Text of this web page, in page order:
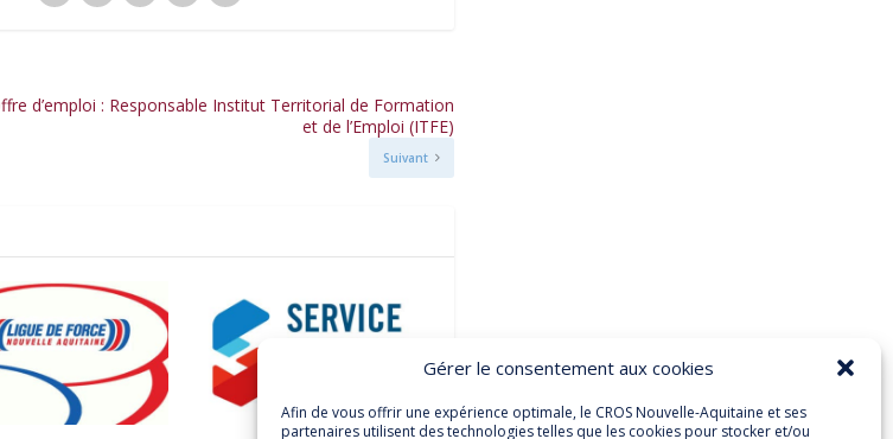
Gérer le consentement aux cookies
Afin de vous offrir une expérience optimale, le CROS Nouvelle-Aquitaine et ses
partenaires utilisent des technologies telles que les cookies pour stocker et/ou
d’emploi : Responsable Institut Territorial de Formation
et de l’Emploi (ITFE)
Suivant